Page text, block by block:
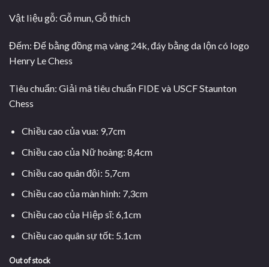
Vật liệu gỗ: Gỗ mun, Gỗ thích
Đếm: Đế bằng đồng mạ vàng 24k, đáy bằng da lộn có logo
Henry Le Chess
Tiêu chuẩn: Giải mã tiêu chuẩn FIDE và USCF Staunton
Chess
Chiều cao của vua: 9,7cm
Chiều cao của Nữ hoàng: 8,4cm
Chiều cao quân đội: 5,7cm
Chiều cao của màn hình: 7,3cm
Chiều cao của Hiệp sĩ: 6,1cm
Chiều cao quân sự tốt: 5.1cm
Out of stock